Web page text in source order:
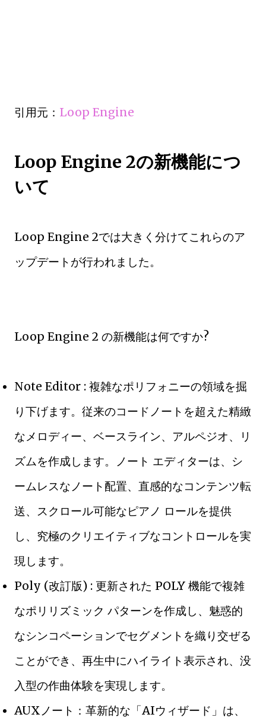
引用元： Loop Engine
Loop Engine 2の新機能につ
いて
Loop Engine 2では大きく分けてこれらのア
ップデートが行われました。
Loop Engine 2 の新機能は何ですか?
Note Editor : 複雑なポリフォニーの領域を掘
り下げます。従来のコードノートを超えた精緻
なメロディー、ベースライン、アルペジオ、リ
ズムを作成します。ノート エディターは、シ
ームレスなノート配置、直感的なコンテンツ転
送、スクロール可能なピアノ ロールを提供
し、究極のクリエイティブなコントロールを実
現します。
Poly (改訂版) : 更新された POLY 機能で複雑
なポリリズミック パターンを作成し、魅惑的
なシンコペーションでセグメントを織り交ぜる
ことができ、再生中にハイライト表示され、没
入型の作曲体験を実現します。
AUXノート：革新的な「AIウィザード」は、